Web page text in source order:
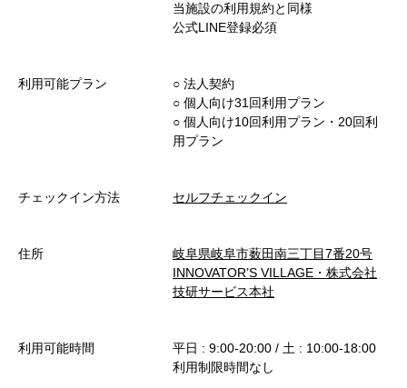
当施設の利用規約と同様
公式LINE登録必須
利用可能プラン
○︎ 法人契約
○︎ 個人向け31回利用プラン
○︎ 個人向け10回利用プラン・20回利
用プラン
チェックイン方法 セルフチェックイン
住所
岐阜県岐阜市薮田南三丁目7番20号
INNOVATOR’S VILLAGE・株式会社
技研サービス本社
利用可能時間
平日 : 9:00-20:00 / 土 : 10:00-18:00
利用制限時間なし